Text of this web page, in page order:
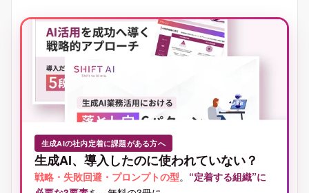
生成AIの社内定着に課題がある方へ
生成AI、導入したのに使われていない？
戦略・失敗回避・プロンプトの型。 “定着する組織”に